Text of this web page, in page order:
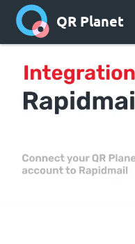
QR Planet